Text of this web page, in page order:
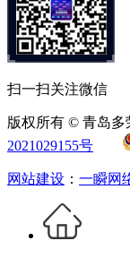
扫一扫关注微信
版权所有 © 青岛多
2021029155号
网站建设 ： 一瞬网